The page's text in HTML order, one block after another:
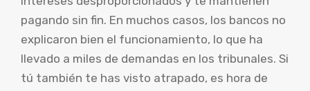
pagando sin fin. En muchos casos, los bancos no
explicaron bien el funcionamiento, lo que ha
llevado a miles de demandas en los tribunales. Si
tú también te has visto atrapado, es hora de